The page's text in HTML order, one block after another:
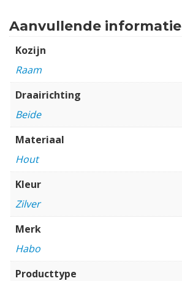
Aanvullende informatie
Kozijn
Raam
Draairichting
Beide
Materiaal
Hout
Kleur
Zilver
Merk
Habo
Producttype